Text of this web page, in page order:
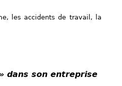
les accidents de travail, la
dans son entreprise